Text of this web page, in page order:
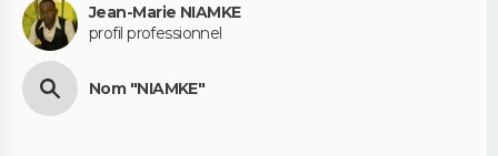
Jean-Marie NIAMKE
profil professionnel
Nom "NIAMKE"